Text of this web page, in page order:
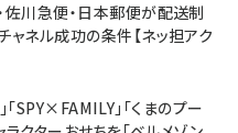
川急便・日本郵便が配送制
ネル成功の条件【ネッ担アク
SPY×FAMILY」「くまのプー